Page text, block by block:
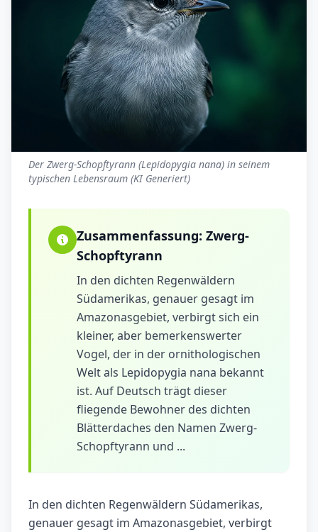
Der Zwerg-Schopftyrann (Lepidopygia nana) in seinem
typischen Lebensraum (KI Generiert)
Zusammenfassung: Zwerg-
Schopftyrann
In den dichten Regenwäldern
Südamerikas, genauer gesagt im
Amazonasgebiet, verbirgt sich ein
kleiner, aber bemerkenswerter
Vogel, der in der ornithologischen
Welt als Lepidopygia nana bekannt
ist. Auf Deutsch trägt dieser
fliegende Bewohner des dichten
Blätterdaches den Namen Zwerg-
Schopftyrann und ...
In den dichten Regenwäldern Südamerikas,
genauer gesagt im Amazonasgebiet, verbirgt